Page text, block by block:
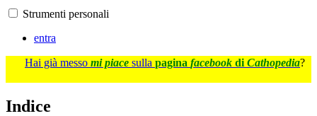
Strumenti personali
entra
Hai già messo mi piace sulla pagina facebook di Cathopedia?
Indice